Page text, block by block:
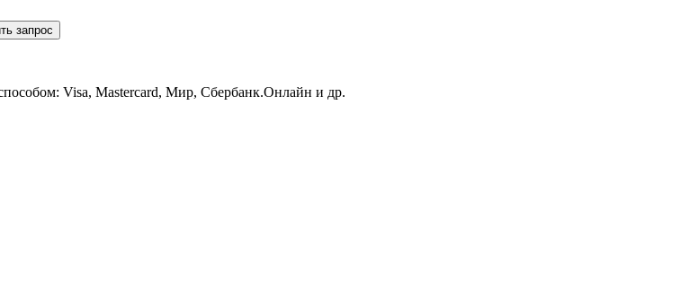
запрос
Visa, Mastercard, Мир, Сбербанк.Онлайн и др.